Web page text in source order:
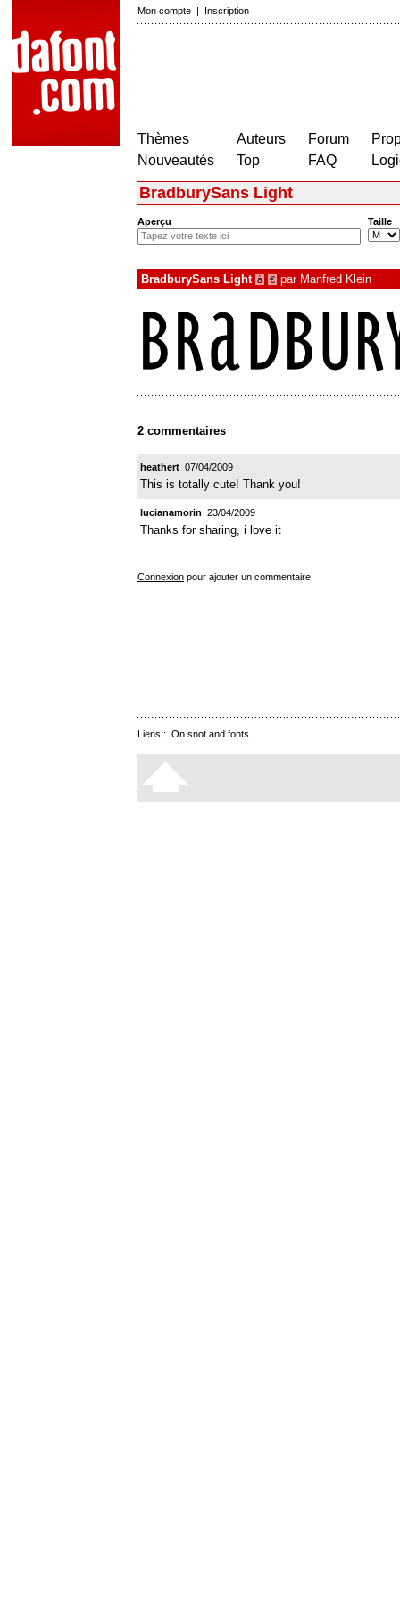
Mon compte | Inscription
Thèmes
Nouveautés
Auteurs
Top
Forum
FAQ
BradburySans Light
Aperçu Taille
BradburySans Light à € par Manfred Klein
2 commentaires
heathert 07/04/2009
This is totally cute! Thank you!
lucianamorin 23/04/2009
Thanks for sharing, i love it
Connexion pour ajouter un commentaire.
Liens : On snot and fonts